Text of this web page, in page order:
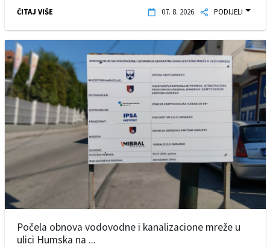
ČITAJ VIŠE 07. 8. 2026. PODIJELI
Počela obnova vodovodne i kanalizacione mreže u
ulici Humska na ...